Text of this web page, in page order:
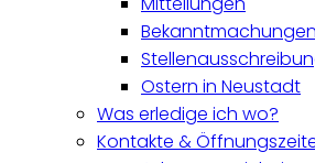
Bekanntmachungen
Ostern in Neustadt
Was erledige ich wo?
Kontakte &